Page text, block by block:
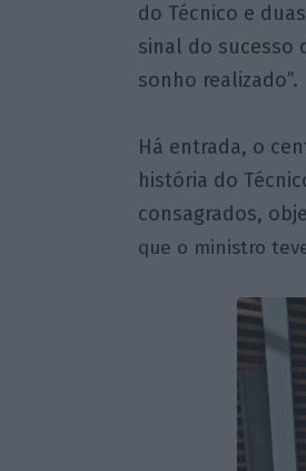
do Técnico e
sinal do sucesso
sonho realizado”.
Há entrada, o
história do
consagrados,
que o ministro